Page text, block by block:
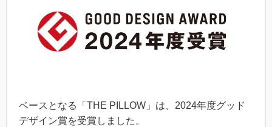
ベースとなる「THE PILLOW」は、2024年度グッド
デザイン賞を受賞しました。